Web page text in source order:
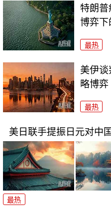
特朗普
博弈下
最热
美伊
略博弈
最热
美日联手提振日元对中
最热